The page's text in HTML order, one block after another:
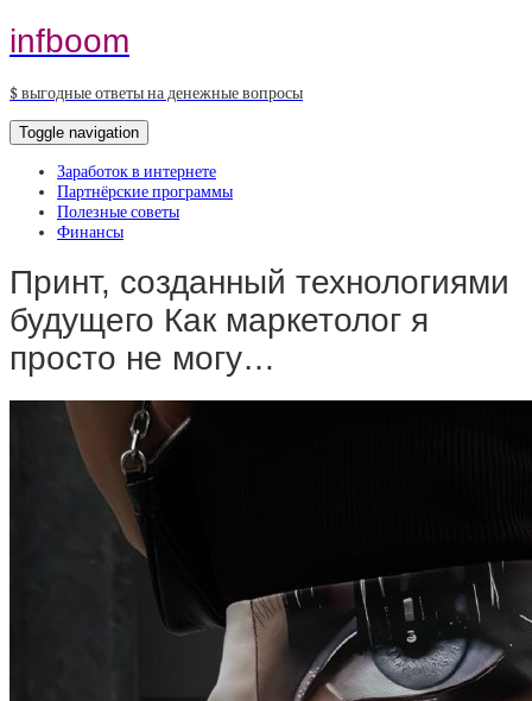
infboom
$ выгодные ответы на денежные вопросы
Toggle navigation
Заработок в интернете
Партнёрские программы
Полезные советы
Финансы
Принт, созданный технологиями
будущего Как маркетолог я
просто не могу…